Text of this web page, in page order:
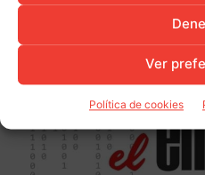
Ver
Política de cookies